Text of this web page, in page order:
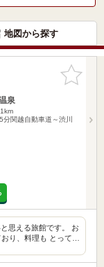
地図から探す
お気に入
りに追加
泉
関越自動車道～渋川
思える旅館です。 お
り、料理も とって…